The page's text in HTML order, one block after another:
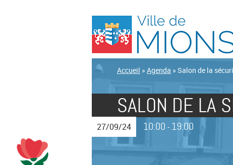
Accueil » Agenda » Salon de la
SALON DE LA
27/09/24 10:00 - 19:00